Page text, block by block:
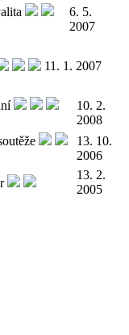
6. 5.
2007
11. 1. 2007
10. 2.
2008
13. 10.
2006
13. 2.
2005